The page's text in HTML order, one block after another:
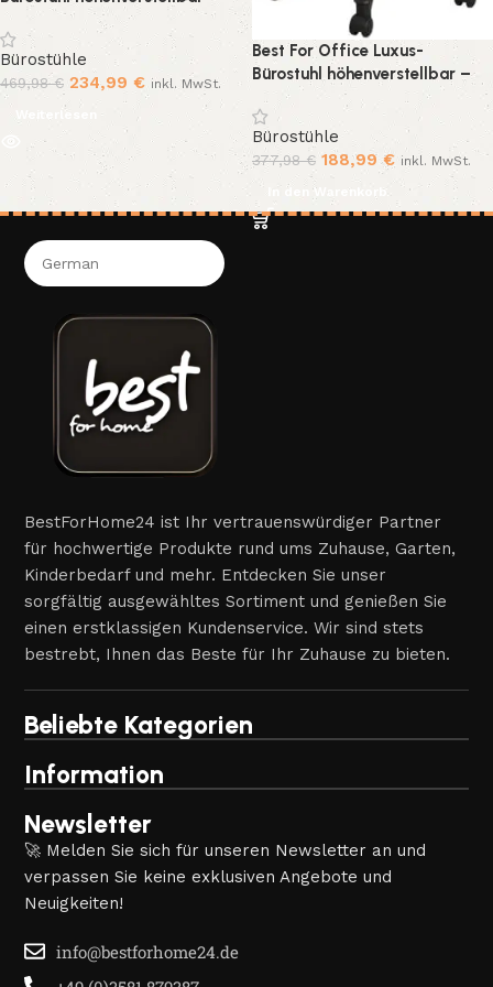
Modell Goblin
Bürostühle
469,98€ 234,99 € inkl. MwSt.
Weiterlesen
Best For Office Luxus-
Bürostuhl höhenverstellbar –
Modell Goblin
Bürostühle
377,98€ 188,99€ inkl. MwSt.
In den Warenkorb
BestForHome24 ist Ihr vertrauenswürdiger Partner
für hochwertige Produkte rund ums Zuhause, Garten,
Kinderbedarf und mehr. Entdecken Sie unser
sorgfältig ausgewähltes Sortiment und genießen Sie
einen erstklassigen Kundenservice. Wir sind stets
bestrebt, Ihnen das Beste für Ihr Zuhause zu bieten.
Beliebte Kategorien
Information
Newsletter
🚀 Melden Sie sich für unseren Newsletter an und
verpassen Sie keine exklusiven Angebote und
Neuigkeiten!
info@bestforhome24.de